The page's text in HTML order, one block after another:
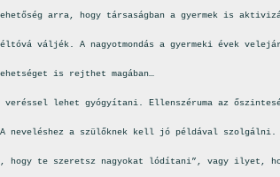
arra, hogy társaságban a gyermek is
váljék. A nagyotmondás a gyermeki évek
is rejthet magában…
veréssel lehet gyógyítani. Ellenszéruma az
A neveléshez a szülőknek kell jó példával
hogy te szeretsz nagyokat lódítani”, vagy ilyet,